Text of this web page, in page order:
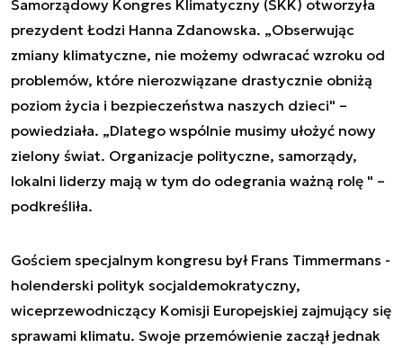
Samorządowy Kongres Klimatyczny (SKK) otworzyła
prezydent Łodzi Hanna Zdanowska. „Obserwując
zmiany klimatyczne, nie możemy odwracać wzroku od
problemów, które nierozwiązane drastycznie obniżą
poziom życia i bezpieczeństwa naszych dzieci" –
powiedziała. „Dlatego wspólnie musimy ułożyć nowy
zielony świat. Organizacje polityczne, samorządy,
lokalni liderzy mają w tym do odegrania ważną rolę " –
podkreśliła.
Gościem specjalnym kongresu był Frans Timmermans -
holenderski polityk socjaldemokratyczny,
wiceprzewodniczący Komisji Europejskiej zajmujący się
sprawami klimatu. Swoje przemówienie zaczął jednak